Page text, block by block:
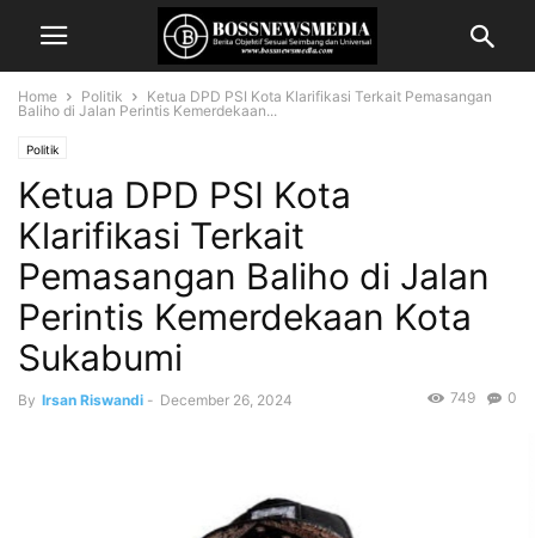
Home Politik
Ketua DPD PSI Kota Klarifikasi Terkait Pemasangan
Baliho di Jalan Perintis Kemerdekaan...
Politik
Ketua DPD PSI Kota
Klarifikasi Terkait
Pemasangan Baliho di Jalan
Perintis Kemerdekaan Kota
Sukabumi
By Irsan Riswandi - December 26, 2024 0
749